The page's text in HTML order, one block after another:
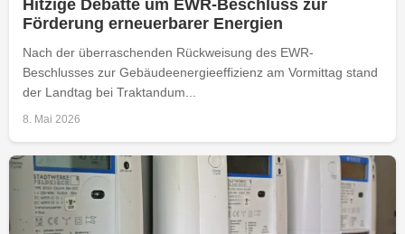
Hitzige Debatte um EWR-Beschluss zur
Förderung erneuerbarer Energien
Nach der überraschenden Rückweisung des EWR-
Beschlusses zur Gebäudeenergieeffizienz am Vormittag stand
der Landtag bei Traktandum...
8. Mai 2026